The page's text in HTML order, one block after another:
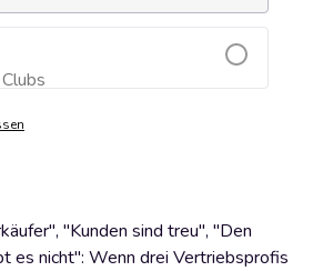
hinzufügen
"Kunden sind treu", "Den
es nicht": Wenn drei Vertriebsprofis